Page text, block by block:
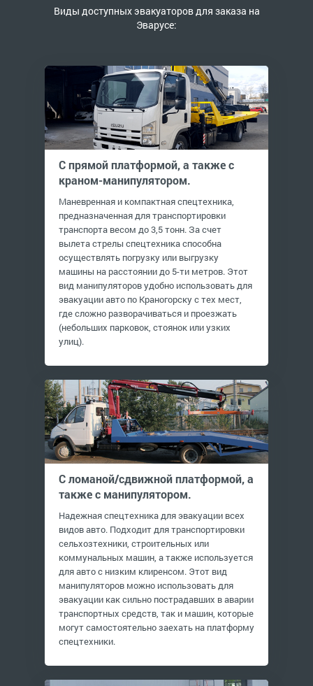
Виды доступных эвакуаторов для заказа на
Эварусе:
С прямой платформой, а также с
краном-манипулятором.
Маневренная и компактная спецтехника,
предназначенная для транспортировки
транспорта весом до 3,5 тонн. За счет
вылета стрелы спецтехника способна
осуществлять погрузку или выгрузку
машины на расстоянии до 5-ти метров. Этот
вид манипуляторов удобно использовать для
эвакуации авто по Краногорску с тех мест,
где сложно разворачиваться и проезжать
(небольших парковок, стоянок или узких
улиц).
С ломаной/сдвижной платформой, а
также с манипулятором.
Надежная спецтехника для эвакуации всех
видов авто. Подходит для транспортировки
сельхозтехники, строительных или
коммунальных машин, а также используется
для авто с низким клиренсом. Этот вид
манипуляторов можно использовать для
эвакуации как сильно пострадавших в аварии
транспортных средств, так и машин, которые
могут самостоятельно заехать на платформу
спецтехники.